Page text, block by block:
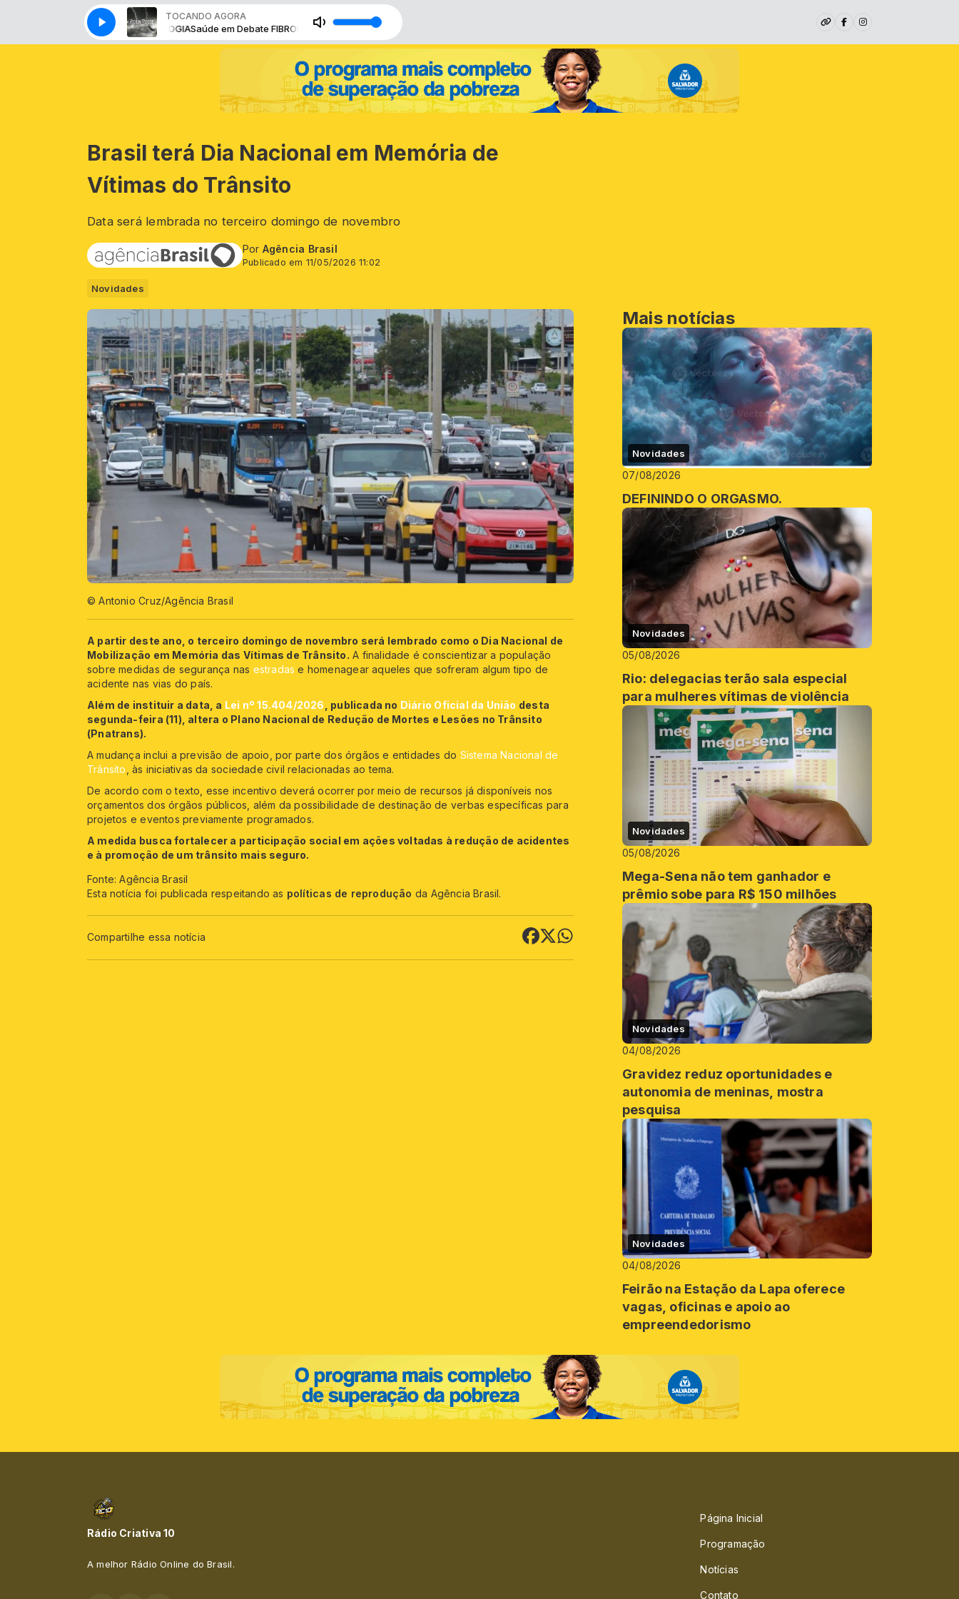
TOCANDO AGORA
Saúde em Debate FIBROMIOGIASaúde em Debate FIBROMIOGIA
Brasil terá Dia Nacional em Memória de
Vítimas do Trânsito
Data será lembrada no terceiro domingo de novembro
Por Agência Brasil
Publicado em 11/05/2026 11:02
Novidades
© Antonio Cruz/Agência Brasil
A partir deste ano, o terceiro domingo de novembro será lembrado como o Dia Nacional de
Mobilização em Memória das Vítimas de Trânsito. A finalidade é conscientizar a população
sobre medidas de segurança nas estradas e homenagear aqueles que sofreram algum tipo de
acidente nas vias do país.
Além de instituir a data, a Lei nº 15.404/2026 , publicada no Diário Oficial da União desta
segunda-feira (11), altera o Plano Nacional de Redução de Mortes e Lesões no Trânsito
(Pnatrans).
A mudança inclui a previsão de apoio, por parte dos órgãos e entidades do Sistema Nacional de
Trânsito , às iniciativas da sociedade civil relacionadas ao tema.
De acordo com o texto, esse incentivo deverá ocorrer por meio de recursos já disponíveis nos
orçamentos dos órgãos públicos, além da possibilidade de destinação de verbas específicas para
projetos e eventos previamente programados.
A medida busca fortalecer a participação social em ações voltadas à redução de acidentes
e à promoção de um trânsito mais seguro.
Fonte: Agência Brasil
Esta notícia foi publicada respeitando as políticas de reprodução da Agência Brasil.
Compartilhe essa notícia
Mais notícias
Novidades
07/08/2026
DEFININDO O ORGASMO.
Novidades
05/08/2026
Rio: delegacias terão sala especial
para mulheres vítimas de violência
Novidades
05/08/2026
Mega-Sena não tem ganhador e
prêmio sobe para R$ 150 milhões
Novidades
04/08/2026
Gravidez reduz oportunidades e
autonomia de meninas, mostra
pesquisa
Novidades
04/08/2026
Feirão na Estação da Lapa oferece
vagas, oficinas e apoio ao
empreendedorismo
Rádio Criativa 10
A melhor Rádio Online do Brasil.
Página Inicial
Programação
Notícias
Contato